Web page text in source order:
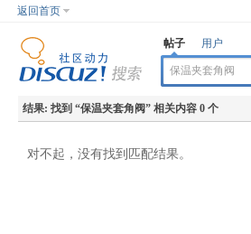
返回首页
帖子 用户
结果: 找到 “保温夹套角阀” 相关内容 0 个
对不起，没有找到匹配结果。